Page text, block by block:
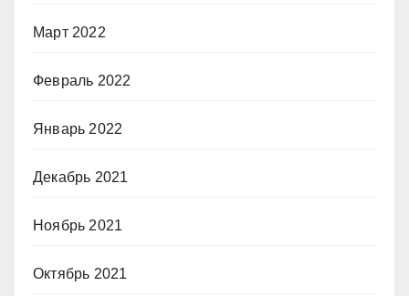
Март 2022
Февраль 2022
Январь 2022
Декабрь 2021
Ноябрь 2021
Октябрь 2021